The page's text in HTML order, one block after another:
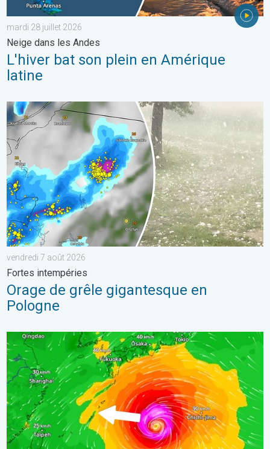
mardi 28 juillet 2026
Neige dans les Andes
L'hiver bat son plein en Amérique
latine
Orage de grêle gigantesque en Pologne. Fortes intempéries.
vendredi 7 août 2026
Fortes intempéries
Orage de grêle gigantesque en
Pologne
Le Japon prépare l'arrivée d'un typhon. Glissements de